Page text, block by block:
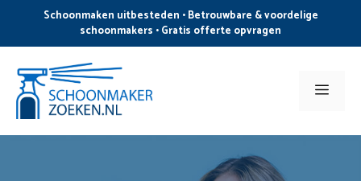
de
inhoud
Schoonmaken uitbesteden • Betrouwbare & voordelige
schoonmakers • Gratis offerte opvragen
Menu